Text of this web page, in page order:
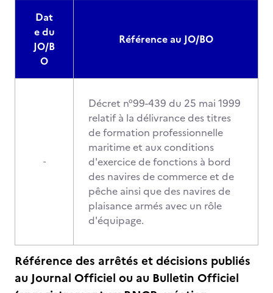
Dat
e du
JO/B
O
Référence au JO/BO
-
Décret n°99-439 du 25 mai 1999
relatif à la délivrance des titres
de formation professionnelle
maritime et aux conditions
d'exercice de fonctions à bord
des navires de commerce et de
pêche ainsi que des navires de
plaisance armés avec un rôle
d'équipage.
Référence des arrêtés et décisions publiés
au Journal Officiel ou au Bulletin Officiel